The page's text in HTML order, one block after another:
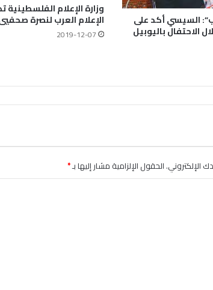
السيسي أكد على
الاحتفال باليوبيل
وزارة الإعلام الفلسطينية
الإعلام العرب لنصرة
2019-12-07
الإلكتروني.الحقول الإلزامية مشار إليها بـ*